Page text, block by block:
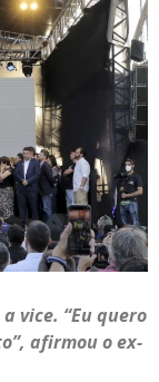
vice. “Eu quero
afirmou o ex-